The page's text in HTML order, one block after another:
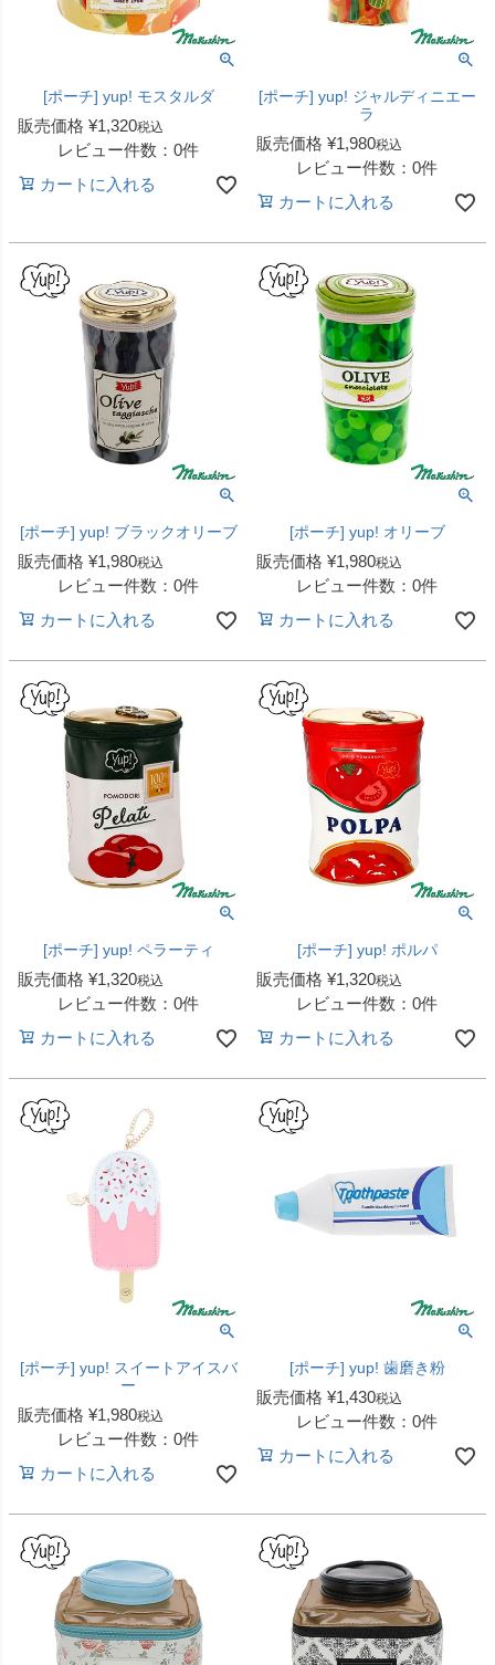
[ポーチ] yup! モスタルダ
販売価格 ¥1,320税込
レビュー件数：0件
カートに入れる
[ポーチ] yup! ジャルディニエー
ラ
販売価格 ¥1,980税込
レビュー件数：0件
カートに入れる
[ポーチ] yup! ブラックオリーブ
販売価格 ¥1,980税込
レビュー件数：0件
カートに入れる
[ポーチ] yup! オリーブ
販売価格 ¥1,980税込
レビュー件数：0件
カートに入れる
[ポーチ] yup! ペラーティ
販売価格 ¥1,320税込
レビュー件数：0件
カートに入れる
[ポーチ] yup! ポルパ
販売価格 ¥1,320税込
レビュー件数：0件
カートに入れる
[ポーチ] yup! スイートアイスバ
ー
販売価格 ¥1,980税込
レビュー件数：0件
カートに入れる
[ポーチ] yup! 歯磨き粉
販売価格 ¥1,430税込
レビュー件数：0件
カートに入れる